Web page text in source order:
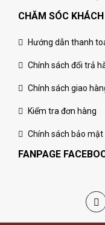
CHĂM SÓC
Hướng dẫn thanh
Chính sách đổi trả
Chính sách giao
Kiểm tra đơn hàng
Chính sách bảo mật
FANPAGE